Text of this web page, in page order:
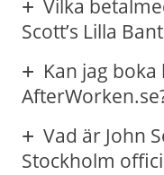
Vilka
Scott’s Lilla
Kan jag
Vad är John
Stockholm